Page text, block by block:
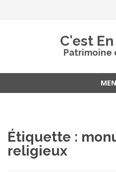
C'est
Patrimoine
Étiquette :
religieux